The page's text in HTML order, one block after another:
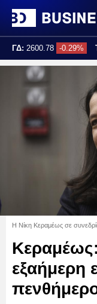
ΓΔ: 2600.78 -0.29%
Τελ. ενημέρωση:
Η Νίκη Κεραμέως σε
εξαήμερη